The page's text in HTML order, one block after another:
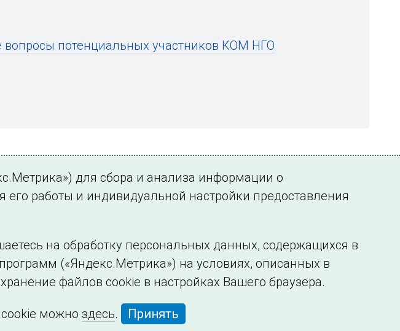
потенциальных участников КОМ НГО
Использование информации Сведения об образовательной организации
для сбора и анализа информации о
работы и индивидуальной настройки предоставления
на обработку персональных данных, содержащихся в
(«Яндекс.Метрика») на условиях, описанных в
файлов cookie в настройках Вашего браузера.
можно здесь. Принять